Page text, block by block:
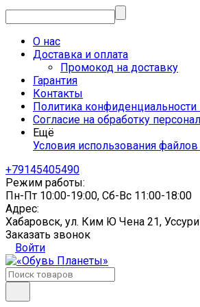
О нас
Доставка и оплата
Промокод на доставку
Гарантия
Контакты
Политика
Согласие на обработку
Ещё
Условия использования
+79145405490
Режим работы:
Пн-Пт 10:00-19:00, Сб-Вс 11:00-18:00
Адрес:
Хабаровск, ул. Ким Ю Чена 21,
Заказать звонок
Войти